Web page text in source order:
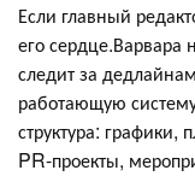
Если главный
его сердце.Варвара
следит за
работающую
структура:
PR-проекты,